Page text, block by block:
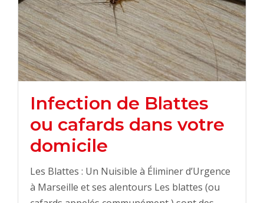
Infection de Blattes
ou cafards dans votre
domicile
Les Blattes : Un Nuisible à Éliminer d’Urgence
à Marseille et ses alentours Les blattes (ou